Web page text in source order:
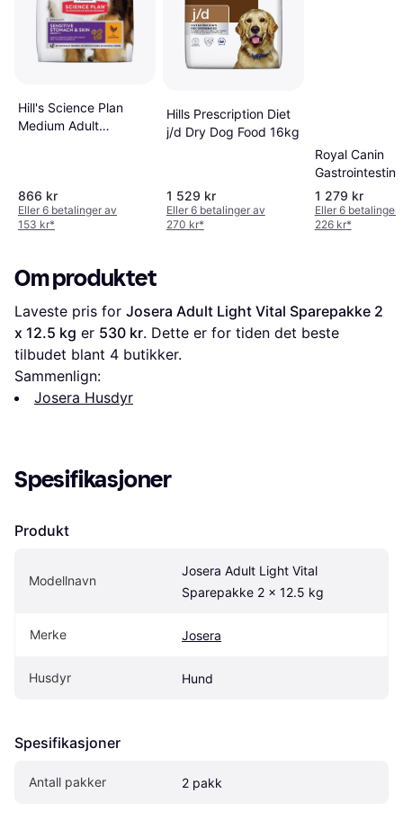
Hill's Science Plan
Medium Adult
866 kr
Eller 6 betalinger av
153 kr*
Hills Prescription Diet
j/d Dry Dog Food 16kg
1 529 kr
Eller 6 betalinger av
270 kr*
Royal Canin
1 279 kr
Eller 6 betalinger
226 kr*
Om produktet
Laveste pris for Josera Adult Light Vital Sparepakke 2
x 12.5 kg er 530 kr. Dette er for tiden det beste
tilbudet blant 4 butikker.
Sammenlign:
Josera Husdyr
Spesifikasjoner
Produkt
Modellnavn
Josera Adult Light Vital
Sparepakke 2 x 12.5 kg
Merke Josera
Husdyr Hund
Spesifikasjoner
Antall pakker 2 pakk